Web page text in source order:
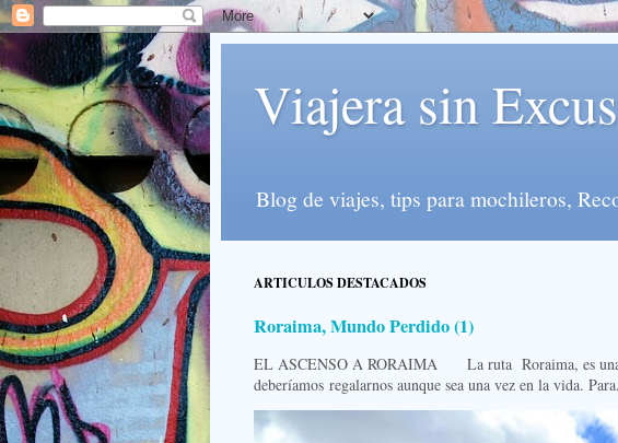
Viajera sin
Blog de viajes, tips para mochileros,
ARTICULOS DESTACADOS
Roraima, Mundo Perdido (1)
EL ASCENSO A RORAIMA La ruta Roraima, es una
deberíamos regalarnos aunque sea una vez en la vida.